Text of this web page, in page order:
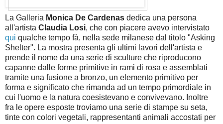
La Galleria Monica De Cardenas dedica una persona
all'artista Claudia Losi, che con piacere avevo intervistato
qui qualche tempo fà, nella sede milanese dal titolo "Asking
Shelter". La mostra presenta gli ultimi lavori dell'artista e
prende il nome da una serie di sculture che riproducono
capanne dalle forme primitive in rami di rosa e assemblati
tramite una fusione a bronzo, un elemento primitivo per
forma e significato che rimanda ad un tempo primordiale in
cui l'uomo e la natura coesistevano e convivevano. Inoltre
fra le opere esposte troviamo una serie di stampe su seta,
tinte con colori vegetali, rappresentanti animali accostati per